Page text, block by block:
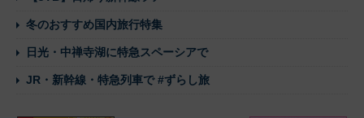
冬のおすすめ国内旅行特集
日光・中禅寺湖に特急スペーシアで
JR・新幹線・特急列車で #ずらし旅